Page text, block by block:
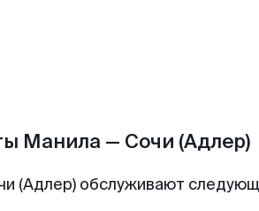
Манила — Сочи (Адлер)
(Адлер) обслуживают